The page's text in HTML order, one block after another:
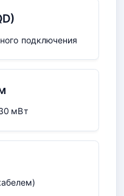
подключения
мВт